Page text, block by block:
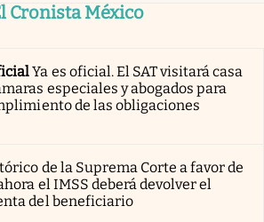
Cronista México
Ya es oficial. El SAT visitará casa
especiales y abogados para
de las obligaciones
de la Suprema Corte a favor de
el IMSS deberá devolver el
del beneficiario